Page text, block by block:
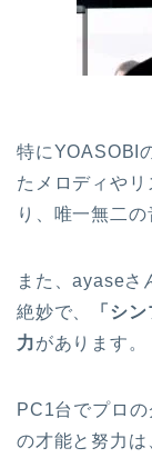
特にYOASOBI
たメロディや
り、唯一無二
また、ayaseさ
絶妙で、
「シ
力があります。
PC1台でプロ
の才能と努力